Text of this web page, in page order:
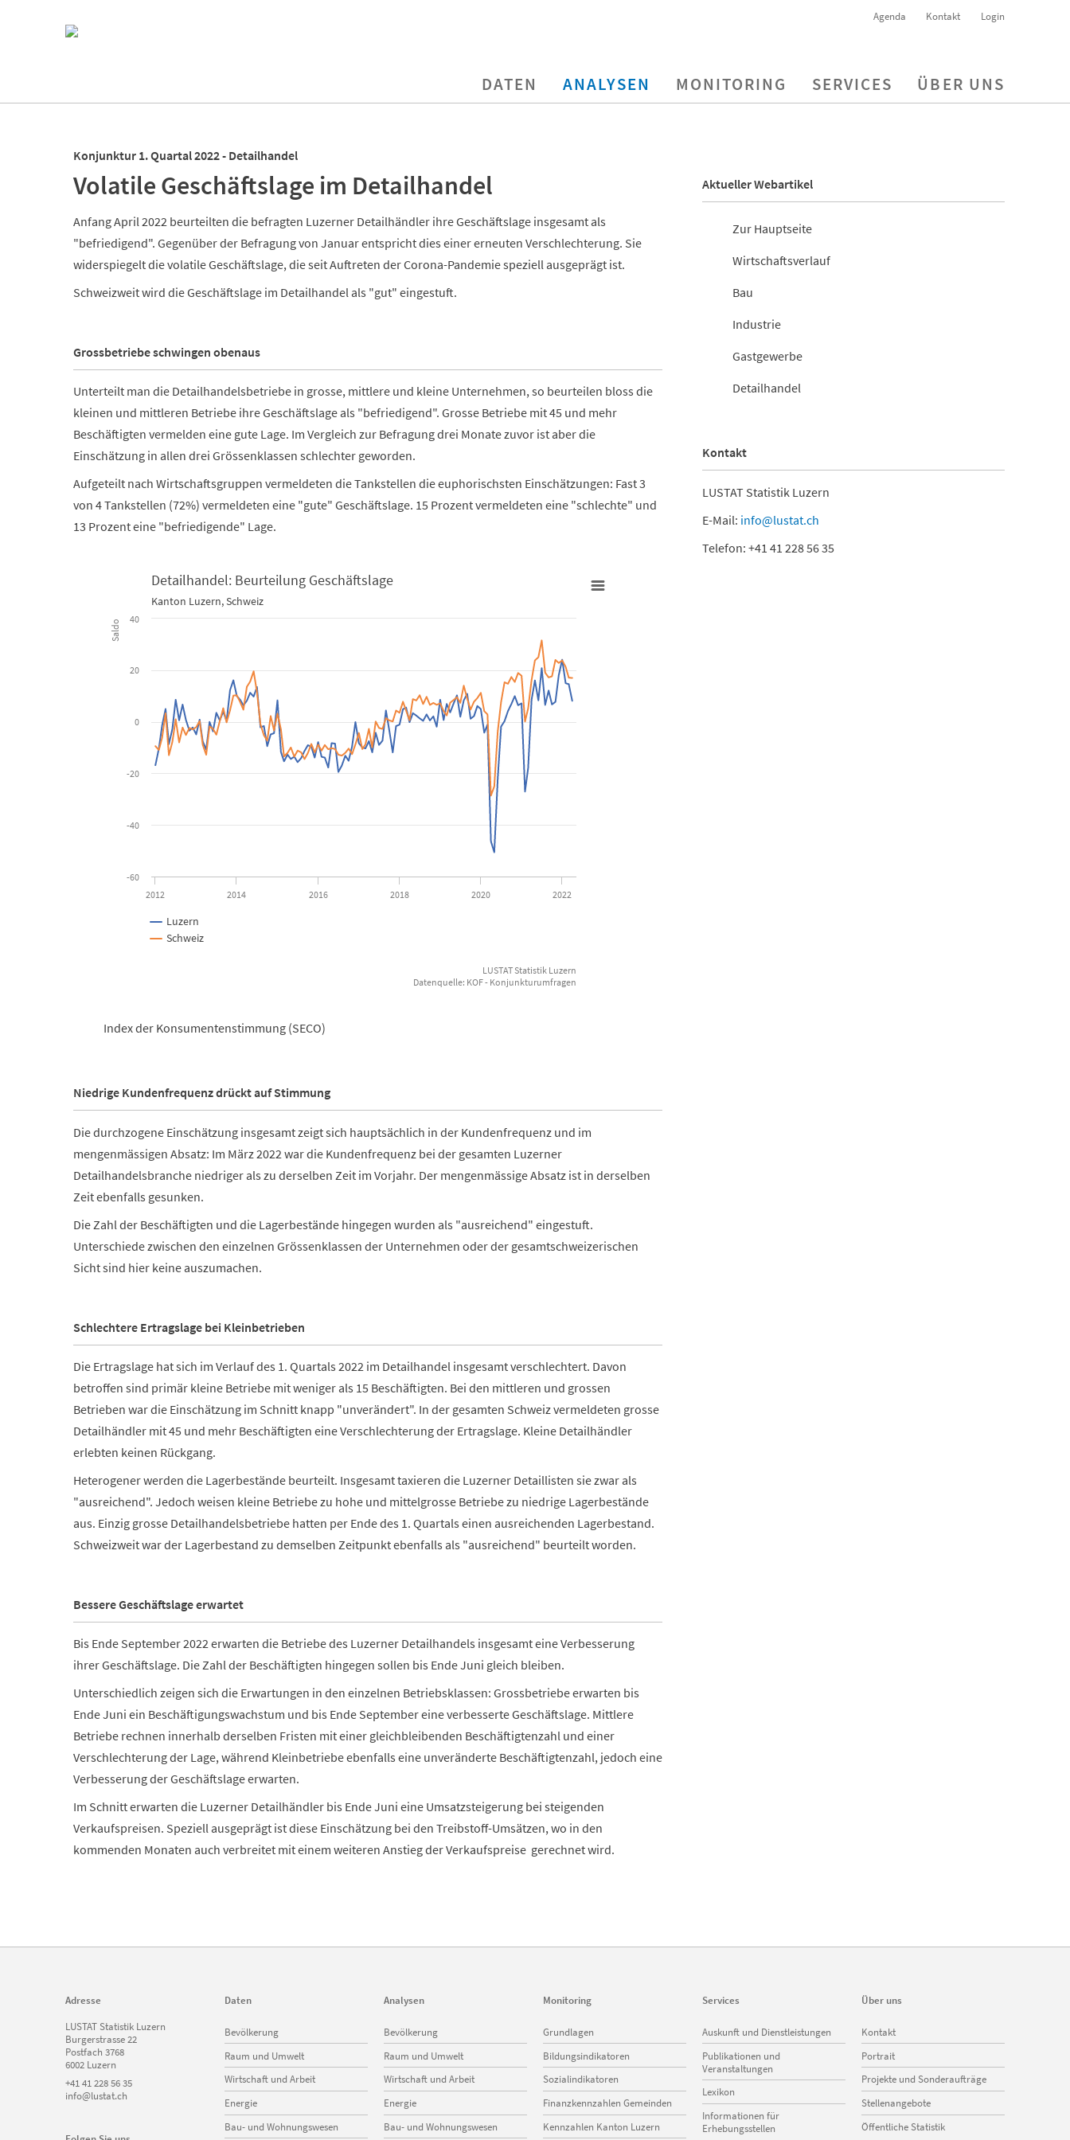
überspringen
Agenda Kontakt Login
überspringen
DATEN ANALYSEN MONITORING SERVICES ÜBER UNS
Konjunktur 1. Quartal 2022 - Detailhandel
Volatile Geschäftslage im Detailhandel
Anfang April 2022 beurteilten die befragten Luzerner Detailhändler ihre Geschäftslage insgesamt als
"befriedigend". Gegenüber der Befragung von Januar entspricht dies einer erneuten Verschlechterung. Sie
widerspiegelt die volatile Geschäftslage, die seit Auftreten der Corona-Pandemie speziell ausgeprägt ist.
Schweizweit wird die Geschäftslage im Detailhandel als "gut" eingestuft.
Grossbetriebe schwingen obenaus
Unterteilt man die Detailhandelsbetriebe in grosse, mittlere und kleine Unternehmen, so beurteilen bloss die
kleinen und mittleren Betriebe ihre Geschäftslage als "befriedigend". Grosse Betriebe mit 45 und mehr
Beschäftigten vermelden eine gute Lage. Im Vergleich zur Befragung drei Monate zuvor ist aber die
Einschätzung in allen drei Grössenklassen schlechter geworden.
Aufgeteilt nach Wirtschaftsgruppen vermeldeten die Tankstellen die euphorischsten Einschätzungen: Fast 3
von 4 Tankstellen (72%) vermeldeten eine "gute" Geschäftslage. 15 Prozent vermeldeten eine "schlechte" und
13 Prozent eine "befriedigende" Lage.
Detailhandel: Beurteilung Geschäftslage
Kanton Luzern, Schweiz
View as data table, Detailhandel: Beurteilung Geschäftslage
The chart has 1 X axis displaying Time. Data ranges from 2012-01-01 00:00:00 to 2022-04-01 00:00:00.
The chart has 1 Y axis displaying Saldo. Data ranges from -50.59 to 31.55.
Saldo
Detailhandel: Beurteilung Geschäftslage
Kanton Luzern, Schweiz
Luzern
Schweiz
2012 2014 2016 2018 2020 2022
-60
-40
-20
0
20
40
LUSTAT Statistik Luzern
Datenquelle: KOF - Konjunkturumfragen
Index der Konsumentenstimmung (SECO)
Niedrige Kundenfrequenz drückt auf Stimmung
Die durchzogene Einschätzung insgesamt zeigt sich hauptsächlich in der Kundenfrequenz und im
mengenmässigen Absatz: Im März 2022 war die Kundenfrequenz bei der gesamten Luzerner
Detailhandelsbranche niedriger als zu derselben Zeit im Vorjahr. Der mengenmässige Absatz ist in derselben
Zeit ebenfalls gesunken.
Die Zahl der Beschäftigten und die Lagerbestände hingegen wurden als "ausreichend" eingestuft.
Unterschiede zwischen den einzelnen Grössenklassen der Unternehmen oder der gesamtschweizerischen
Sicht sind hier keine auszumachen.
Schlechtere Ertragslage bei Kleinbetrieben
Die Ertragslage hat sich im Verlauf des 1. Quartals 2022 im Detailhandel insgesamt verschlechtert. Davon
betroffen sind primär kleine Betriebe mit weniger als 15 Beschäftigten. Bei den mittleren und grossen
Betrieben war die Einschätzung im Schnitt knapp "unverändert". In der gesamten Schweiz vermeldeten grosse
Detailhändler mit 45 und mehr Beschäftigten eine Verschlechterung der Ertragslage. Kleine Detailhändler
erlebten keinen Rückgang.
Heterogener werden die Lagerbestände beurteilt. Insgesamt taxieren die Luzerner Detaillisten sie zwar als
"ausreichend". Jedoch weisen kleine Betriebe zu hohe und mittelgrosse Betriebe zu niedrige Lagerbestände
aus. Einzig grosse Detailhandelsbetriebe hatten per Ende des 1. Quartals einen ausreichenden Lagerbestand.
Schweizweit war der Lagerbestand zu demselben Zeitpunkt ebenfalls als "ausreichend" beurteilt worden.
Bessere Geschäftslage erwartet
Bis Ende September 2022 erwarten die Betriebe des Luzerner Detailhandels insgesamt eine Verbesserung
ihrer Geschäftslage. Die Zahl der Beschäftigten hingegen sollen bis Ende Juni gleich bleiben.
Unterschiedlich zeigen sich die Erwartungen in den einzelnen Betriebsklassen: Grossbetriebe erwarten bis
Ende Juni ein Beschäftigungswachstum und bis Ende September eine verbesserte Geschäftslage. Mittlere
Betriebe rechnen innerhalb derselben Fristen mit einer gleichbleibenden Beschäftigtenzahl und einer
Verschlechterung der Lage, während Kleinbetriebe ebenfalls eine unveränderte Beschäftigtenzahl, jedoch eine
Verbesserung der Geschäftslage erwarten.
Im Schnitt erwarten die Luzerner Detailhändler bis Ende Juni eine Umsatzsteigerung bei steigenden
Verkaufspreisen. Speziell ausgeprägt ist diese Einschätzung bei den Treibstoff-Umsätzen, wo in den
kommenden Monaten auch verbreitet mit einem weiteren Anstieg der Verkaufspreise gerechnet wird.
Aktueller Webartikel
Zur Hauptseite
Wirtschaftsverlauf
Bau
Industrie
Gastgewerbe
Detailhandel
Kontakt
LUSTAT Statistik Luzern
E-Mail: info@lustat.ch
Telefon: +41 41 228 56 35
Adresse
LUSTAT Statistik Luzern
Burgerstrasse 22
Postfach 3768
6002 Luzern
+41 41 228 56 35
info@lustat.ch
Daten
Navigation
überspringen
Bevölkerung
Raum und Umwelt
Wirtschaft und Arbeit
Energie
Bau- und Wohnungswesen
Analysen
Navigation
überspringen
Bevölkerung
Raum und Umwelt
Wirtschaft und Arbeit
Energie
Bau- und Wohnungswesen
Monitoring
Navigation
überspringen
Grundlagen
Bildungsindikatoren
Sozialindikatoren
Finanzkennzahlen Gemeinden
Kennzahlen Kanton Luzern
Services
Navigation
überspringen
Auskunft und Dienstleistungen
Publikationen und
Veranstaltungen
Lexikon
Informationen für
Erhebungsstellen
Über uns
Navigation
überspringen
Kontakt
Portrait
Projekte und Sonderaufträge
Stellenangebote
Öffentliche Statistik